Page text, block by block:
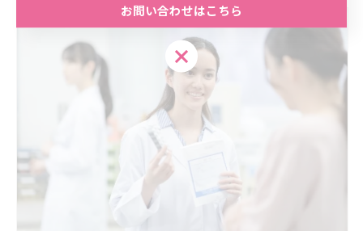
お問い合わせはこちら
お問い合わせはこちら